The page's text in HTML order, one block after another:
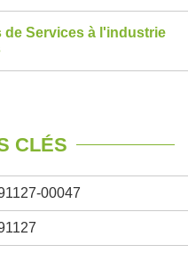
Services à l'industrie
CLÉS
00047